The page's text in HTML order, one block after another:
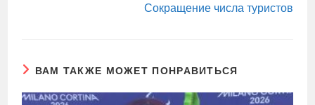
Сокращение числа туристов
ВАМ ТАКЖЕ МОЖЕТ ПОНРАВИТЬСЯ